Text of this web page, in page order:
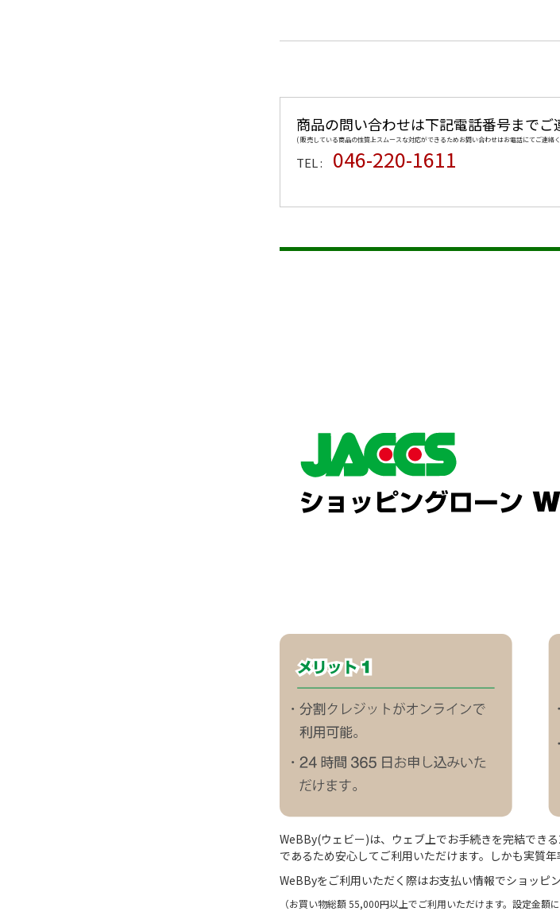
商品の問い合わせは下記電話番号までご
( 販売している商品の性質上スムースな対応ができるためお問い合わせはお電話にてご連絡
TEL : 046-220-1611
WeBBy(ウェビー)は、ウェブ上でお手続きを完結でき
であるため安心してご利用いただけます。しかも実質年
WeBByをご利用いただく際はお支払い情報でショッピ
（お買い物総額 55,000円以上でご利用いただけます。設定金額